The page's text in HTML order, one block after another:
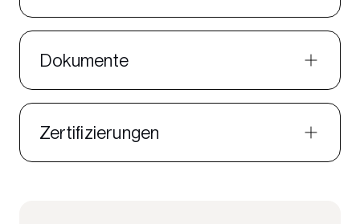
Dokumente
Zertifizierungen